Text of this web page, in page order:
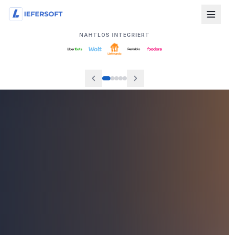
NAHTLOS INTEGRIERT